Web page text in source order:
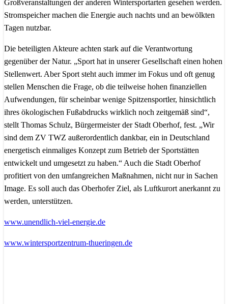
Großveranstaltungen der anderen Wintersportarten gesehen werden.
Stromspeicher machen die Energie auch nachts und an bewölkten
Tagen nutzbar.
Die beteiligten Akteure achten stark auf die Verantwortung
gegenüber der Natur. „Sport hat in unserer Gesellschaft einen hohen
Stellenwert. Aber Sport steht auch immer im Fokus und oft genug
stellen Menschen die Frage, ob die teilweise hohen finanziellen
Aufwendungen, für scheinbar wenige Spitzensportler, hinsichtlich
ihres ökologischen Fußabdrucks wirklich noch zeitgemäß sind“,
stellt Thomas Schulz, Bürgermeister der Stadt Oberhof, fest. „Wir
sind dem ZV TWZ außerordentlich dankbar, ein in Deutschland
energetisch einmaliges Konzept zum Betrieb der Sportstätten
entwickelt und umgesetzt zu haben.“ Auch die Stadt Oberhof
profitiert von den umfangreichen Maßnahmen, nicht nur in Sachen
Image. Es soll auch das Oberhofer Ziel, als Luftkurort anerkannt zu
werden, unterstützen.
www.unendlich-viel-energie.de
www.wintersportzentrum-thueringen.de